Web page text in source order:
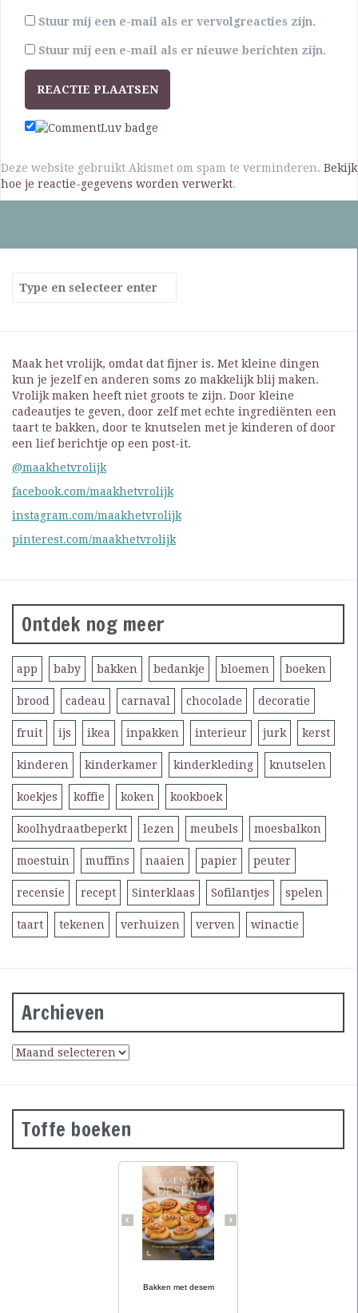
Stuur mij een e-mail als er vervolgreacties zijn.
Stuur mij een e-mail als er nieuwe berichten zijn.
Deze website gebruikt Akismet om spam te verminderen. Bekijk
hoe je reactie-gegevens worden verwerkt.
Maak het vrolijk, omdat dat fijner is. Met kleine dingen
kun je jezelf en anderen soms zo makkelijk blij maken.
Vrolijk maken heeft niet groots te zijn. Door kleine
cadeautjes te geven, door zelf met echte ingrediënten een
taart te bakken, door te knutselen met je kinderen of door
een lief berichtje op een post-it.
@maakhetvrolijk
facebook.com/maakhetvrolijk
instagram.com/maakhetvrolijk
pinterest.com/maakhetvrolijk
Ontdek nog meer
app baby bakken bedankje bloemen boeken
brood cadeau carnaval chocolade decoratie
fruit ijs ikea inpakken interieur jurk kerst
kinderen kinderkamer kinderkleding knutselen
koekjes koffie koken kookboek
koolhydraatbeperkt lezen meubels moesbalkon
moestuin muffins naaien papier peuter
recensie recept Sinterklaas Sofilantjes spelen
taart tekenen verhuizen verven winactie
Archieven
Toffe boeken
Desembrood is
voedzaam, licht
verteerbaar, goed voor de
darmflora én superlekker.
In haar tweede prachtig
geïllustreerde bakboek
verklapt de Sloveense
Anita Sumer de geheimen
van het lekkere brood
brood met het
Bakken met desem